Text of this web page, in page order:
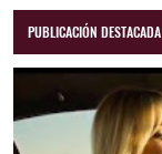
PUBLICACIÓN DESTACADA